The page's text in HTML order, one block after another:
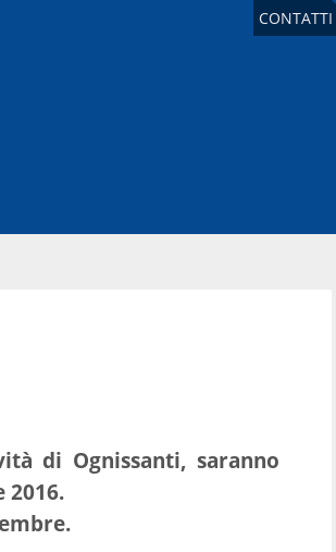
CONTATTI
di Ognissanti, saranno
2016.